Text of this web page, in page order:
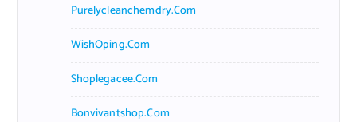
Purelycleanchemdry.com
WishOping.com
Shoplegacee.com
Bonvivantshop.com